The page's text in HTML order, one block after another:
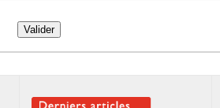
Valider